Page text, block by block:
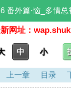
番外篇·恼_多情
网址：
中 小
上一章 目录